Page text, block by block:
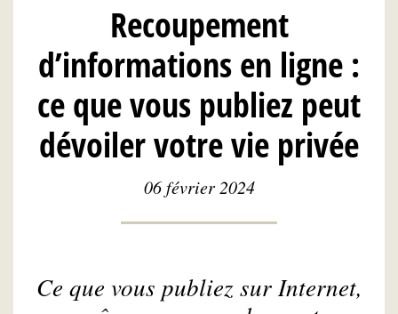
L
Recoupement
d’informations en ligne :
ce que vous publiez peut
dévoiler votre vie privée
06 février 2024
Ce que vous publiez sur Internet,